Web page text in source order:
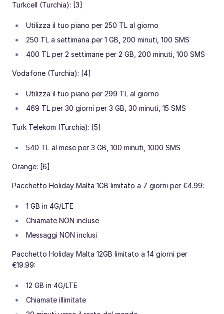
Turkcell (Turchia): [3]
Utilizza il tuo piano per 250 TL al giorno
250 TL a settimana per 1 GB, 200 minuti, 100 SMS
400 TL per 2 settimane per 2 GB, 200 minuti, 100 SMS
Vodafone (Turchia): [4]
Utilizza il tuo piano per 299 TL al giorno
469 TL per 30 giorni per 3 GB, 30 minuti, 15 SMS
Turk Telekom (Turchia): [5]
540 TL al mese per 3 GB, 100 minuti, 1000 SMS
Orange: [6]
Pacchetto Holiday Malta 1GB limitato a 7 giorni per €4.99:
1 GB in 4G/LTE
Chiamate NON incluse
Messaggi NON inclusi
Pacchetto Holiday Malta 12GB limitato a 14 giorni per
€19.99:
12 GB in 4G/LTE
Chiamate illimitate